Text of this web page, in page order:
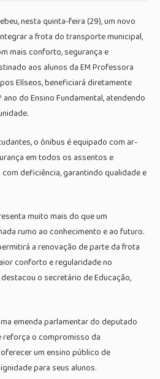
nesta quinta-feira (29), um novo
a frota do transporte municipal,
mais conforto, segurança e
aos alunos da EM Professora
Elíseos, beneficiará diretamente
do Ensino Fundamental, atendendo
o ônibus é equipado com ar-
em todos os assentos e
deficiência, garantindo qualidade e
muito mais do que um
rumo ao conhecimento e ao futuro.
a renovação de parte da frota
conforto e regularidade no
o secretário de Educação,
emenda parlamentar do deputado
reforça o compromisso da
um ensino público de
para seus alunos.